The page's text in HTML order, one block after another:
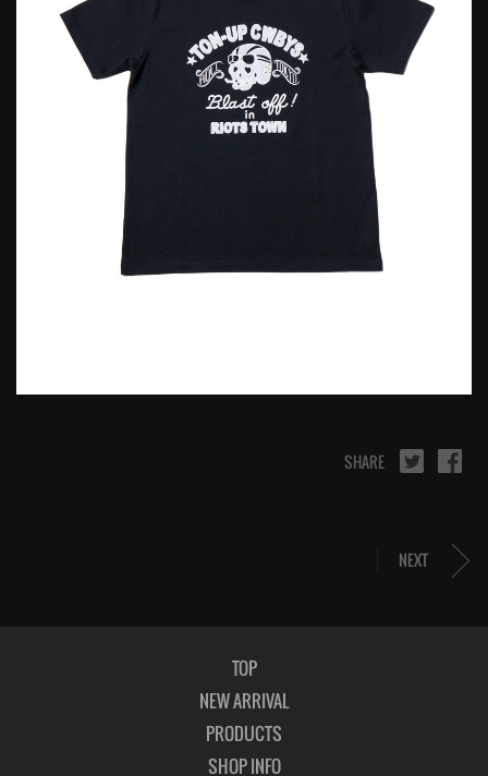
SHARE
NEXT
TOP
NEW ARRIVAL
PRODUCTS
SHOP INFO